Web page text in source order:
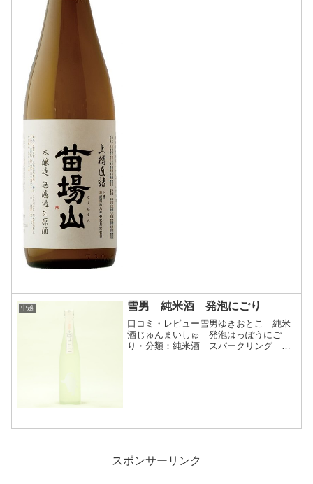
中越 雪男 純米酒 発泡にごり
口コミ・レビュー雪男ゆきおとこ 純米
酒じゅんまいしゅ 発泡はっぽうにご
り・分類：純米酒 スパークリング に
スポンサーリンク